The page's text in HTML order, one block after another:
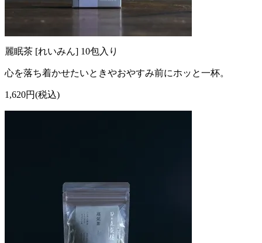
麗眠茶 [れいみん] 10包入り
心を落ち着かせたいときやおやすみ前にホッと一杯。
1,620円(税込)